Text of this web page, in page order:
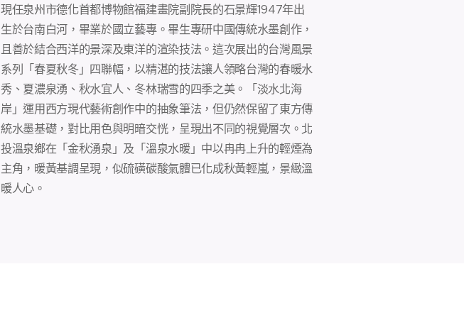
現任泉州市德化首都博物館福建畫院副院長的石景輝1947年出
生於台南白河，畢業於國立藝專。畢生專研中國傳統水墨創作，
且善於結合西洋的景深及東洋的渲染技法。這次展出的台灣風景
系列「春夏秋冬」四聯幅，以精湛的技法讓人領略台灣的春暖水
秀、夏濃泉湧、秋水宜人、冬林瑞雪的四季之美。「淡水北海
岸」運用西方現代藝術創作中的抽象筆法，但仍然保留了東方傳
統水墨基礎，對比用色與明暗交恍，呈現出不同的視覺層次。北
投溫泉鄉在「金秋湧泉」及「溫泉水暖」中以冉冉上升的輕煙為
主角，暖黃基調呈現，似硫磺碳酸氣體已化成秋黃輕嵐，景緻溫
暖人心。